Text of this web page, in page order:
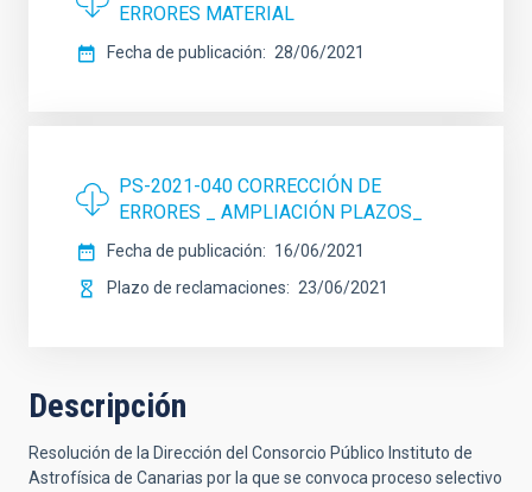
ERRORES MATERIAL
Fecha de publicación 28/06/2021
PS-2021-040 CORRECCIÓN DE
ERRORES _ AMPLIACIÓN PLAZOS_
Fecha de publicación
16/06/2021
Plazo de reclamaciones
23/06/2021
Descripción
Resolución de la Dirección del Consorcio Público Instituto de
Astrofísica de Canarias por la que se convoca proceso selectivo